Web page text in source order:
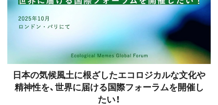
日本の気候風土に根ざしたエコロジカルな文化や
精神性を、世界に届ける国際フォーラムを開催し
たい！